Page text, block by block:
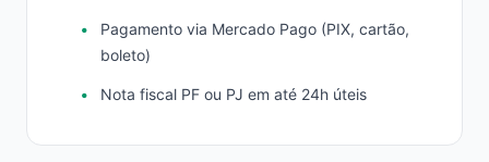
Pagamento via Mercado Pago (PIX, cartão,
boleto)
Nota fiscal PF ou PJ em até 24h úteis